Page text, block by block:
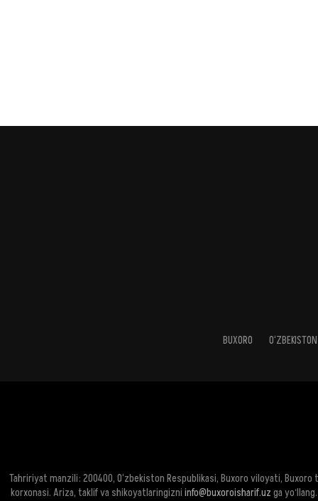
BUXORO O‘ZBEKISTON
Tahririyat manzili: 200400, O‘zbekiston Respublikasi, Buxoro viloyati,
korxonasi. Ariza, taklif va shikoyatlaringizni info@buxoroisharif.uz ga